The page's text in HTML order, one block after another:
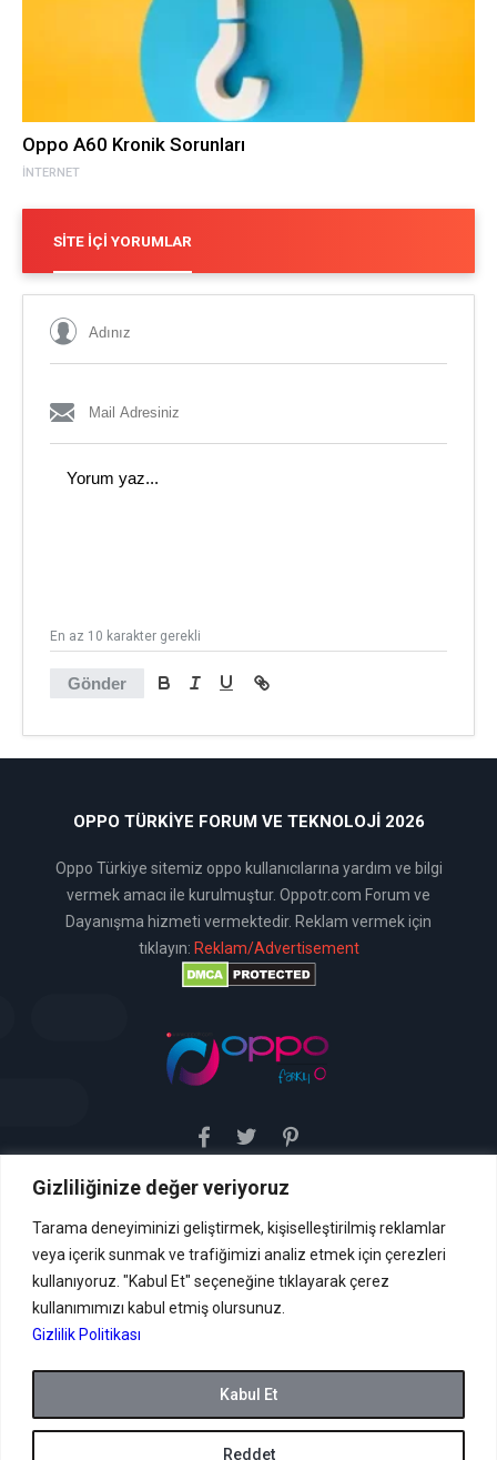
Gizliliğinize değer veriyoruz
Tarama deneyiminizi geliştirmek, kişiselleştirilmiş reklamlar
veya içerik sunmak ve trafiğimizi analiz etmek için çerezleri
kullanıyoruz. "Kabul Et" seçeneğine tıklayarak çerez
kullanımımızı kabul etmiş olursunuz.
Gizlilik Politikası
Reddet
Kabul Et
İNTERNET
Oppo A60 Kronik Sorunları
SITE İÇI YORUMLAR
Gönder
En az 10 karakter gerekli
OPPO TÜRKIYE FORUM VE TEKNOLOJI 2026
Oppo Türkiye sitemiz oppo kullanıcılarına yardım ve bilgi
vermek amacı ile kurulmuştur. Oppotr.com Forum ve
Dayanışma hizmeti vermektedir. Reklam vermek için
tıklayın: Reklam/Advertisement
Sitemiz uyar / kaldır prensibini benimsemiştir. Sitemiz,
hizmetini vermektedir. Bu yasaya göre, Site yönetimi
hukuka aykırı içerikleri kontrol etme yükümlülüğü yoktur. Bu
nedenle, web sitemiz uyar / kaldır prensibini
benimsemiştir ve kullanmaktadır. (
İletişim
Formu Veya ( info[AT]caglaryildiz[DOT]net )